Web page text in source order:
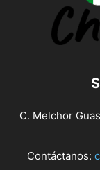
C. Melchor
Contáctanos: